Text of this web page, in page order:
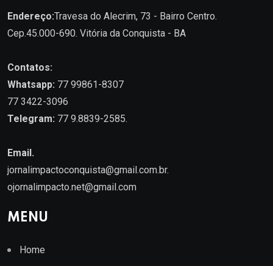
Endereço:Travesa do Alecrim, 73 - Bairro Centro.
Cep.45.000-690. Vitória da Conquista - BA
Contatos:
Whatsapp: 77 99861-8307
77 3422-3096
Telegram: 77 9.8839-2585.
Email.
jornalimpactoconquista@gmail.com.br.
ojornalimpacto.net@gmail.com
MENU
Home